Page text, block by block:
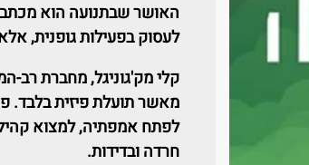
האושר שבתנועה הוא
לעסוק בפעילות גופנית,
קלי מק'גוניגל, מחברת רב-
מאשר תועלת פיזית בלבד.
לפתח אמפתיה, למצוא
חרדה ובדידות.